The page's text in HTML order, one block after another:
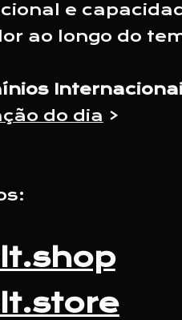
e
ao longo do
do dia >